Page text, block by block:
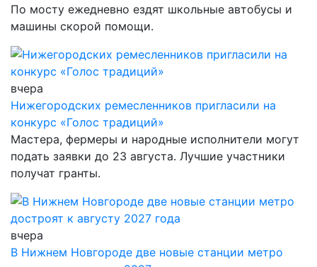
По мосту ежедневно ездят школьные автобусы и
машины скорой помощи.
вчера
Нижегородских ремесленников пригласили на
конкурс «Голос традиций»
Мастера, фермеры и народные исполнители могут
подать заявки до 23 августа. Лучшие участники
получат гранты.
вчера
В Нижнем Новгороде две новые станции метро